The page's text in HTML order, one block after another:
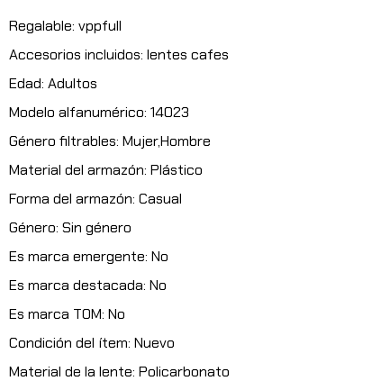
Regalable: vppfull
Accesorios incluidos: lentes cafes
Edad: Adultos
Modelo alfanumérico: 14023
Género filtrables: Mujer,Hombre
Material del armazón: Plástico
Forma del armazón: Casual
Género: Sin género
Es marca emergente: No
Es marca destacada: No
Es marca TOM: No
Condición del ítem: Nuevo
Material de la lente: Policarbonato